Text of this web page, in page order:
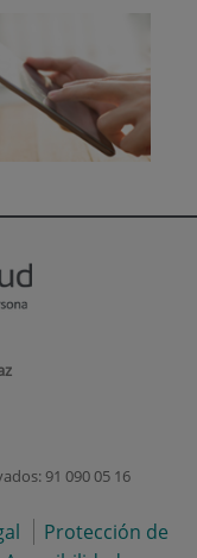
91 090 05 16
Protección de